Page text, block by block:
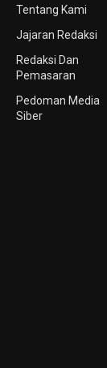
Tentang Kami
Jajaran Redaksi
Redaksi Dan
Pemasaran
Pedoman Media
Siber